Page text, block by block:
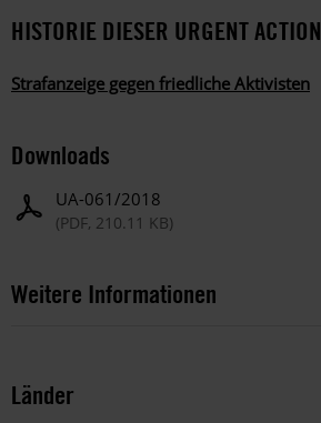
HISTORIE DIESER URGENT ACTION
Strafanzeige gegen friedliche Aktivisten
Downloads
UA-061/2018
(PDF, 210.11 KB)
Weitere Informationen
Länder